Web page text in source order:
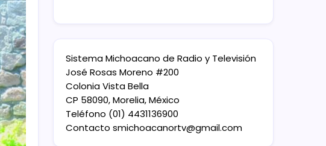
Sistema Michoacano de Radio y Televisión
José Rosas Moreno #200
Colonia Vista Bella
CP 58090, Morelia, México
Teléfono (01) 4431136900
Contacto smichoacanortv@gmail.com